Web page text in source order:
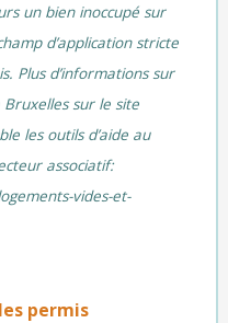
un bien inoccupé sur
d’application stricte
Plus d’informations sur
sur le site
les outils d’aide au
associatif:
vides-et-
permis